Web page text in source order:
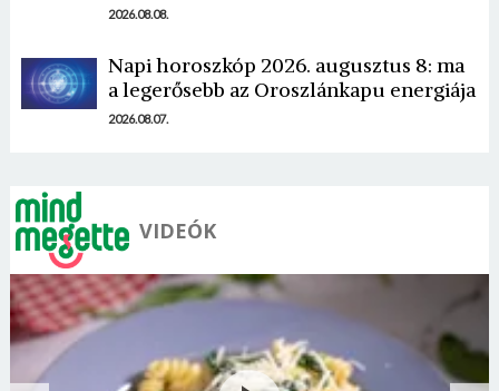
2026.08.08.
Napi horoszkóp 2026. augusztus 8: ma
a legerősebb az Oroszlánkapu energiája
2026.08.07.
VIDEÓK